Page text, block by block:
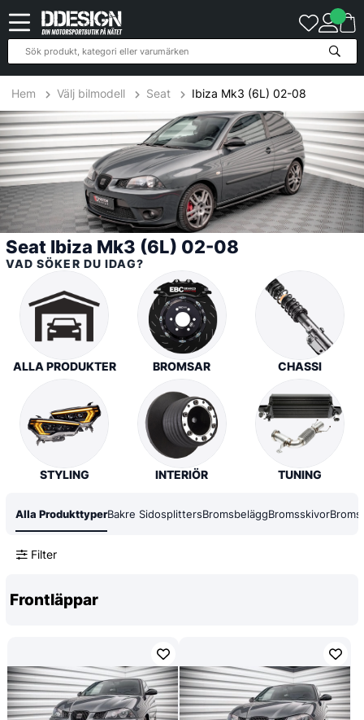
Hem Välj bilmodell Seat Ibiza Mk3 (6L) 02-08
Seat Ibiza Mk3 (6L) 02-08
VAD SÖKER DU IDAG?
ALLA PRODUKTER BROMSAR CHASSI
STYLING INTERIÖR TUNING
Alla ProdukttyperBakre SidosplittersBromsbeläggBromsskivor
Filter
117 Produkter
Frontläppar